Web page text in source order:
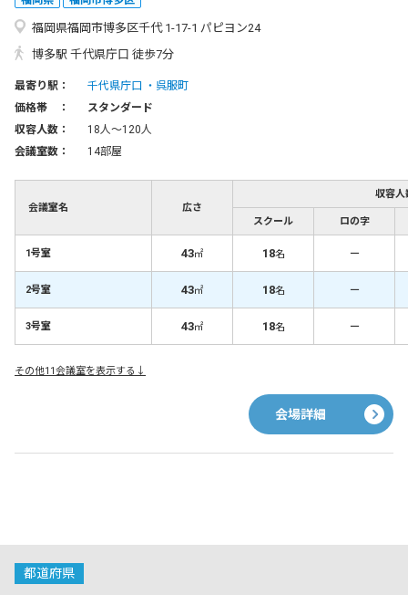
福岡県福岡市博多区千代 1-17-1 パピヨン24
博多駅 千代県庁口 徒歩7分
最寄り駅： 千代県庁口
呉服町
価格帯 ：
スタンダード
収容人数：
18人〜120人
会議室数：
14部屋
会議室名 広さ
収容人
スクール ロの字
1号室 43㎡ 18名 －
2号室 43㎡ 18名 －
3号室 43㎡ 18名 －
その他11会議室を表示する↓
会場詳細
都道府県